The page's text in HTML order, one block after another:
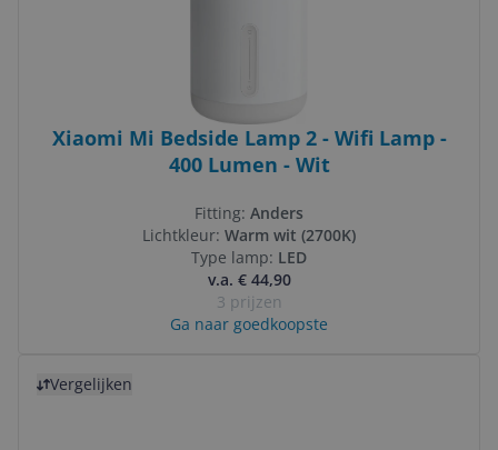
Xiaomi Mi Bedside Lamp 2 - Wifi Lamp -
400 Lumen - Wit
Fitting: Anders
Lichtkleur: Warm wit (2700K)
Type lamp: LED
v.a. € 44,90
3 prijzen
Ga naar goedkoopste
Vergelijken